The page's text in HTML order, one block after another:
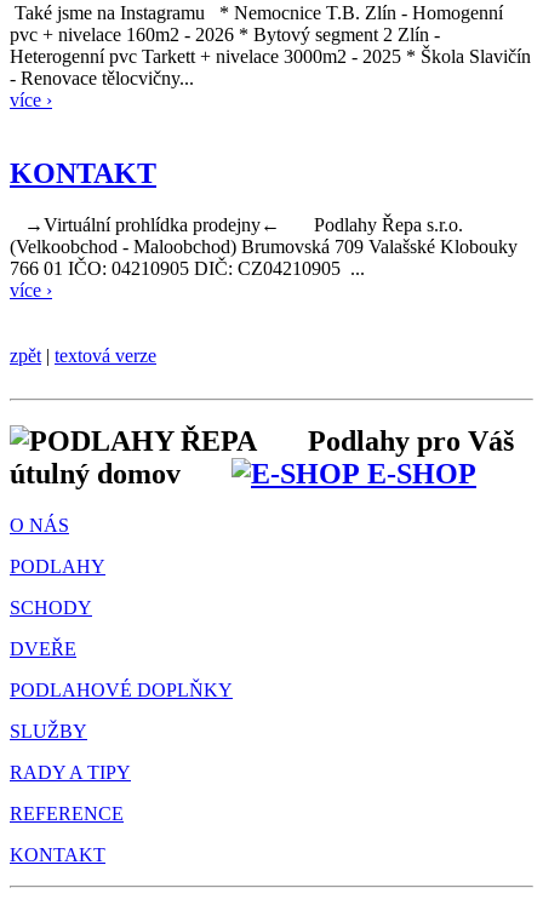
Také jsme na Instagramu * Nemocnice T.B. Zlín - Homogenní
pvc + nivelace 160m2 - 2026 * Bytový segment 2 Zlín -
Heterogenní pvc Tarkett + nivelace 3000m2 - 2025 * Škola Slavičín
- Renovace tělocvičny...
více ›
KONTAKT
→Virtuální prohlídka prodejny← Podlahy Řepa s.r.o.
(Velkoobchod - Maloobchod) Brumovská 709 Valašské Klobouky
766 01 IČO: 04210905 DIČ: CZ04210905 ...
více ›
zpět | textová verze
Podlahy pro Váš
útulný domov
E-SHOP
O NÁS
PODLAHY
SCHODY
DVEŘE
PODLAHOVÉ DOPLŇKY
SLUŽBY
RADY A TIPY
REFERENCE
KONTAKT